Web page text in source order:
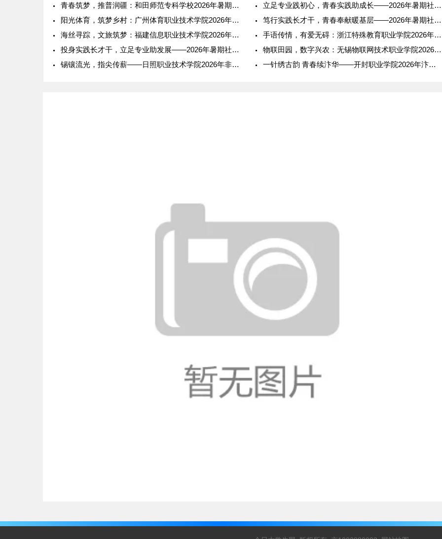
青春筑梦，推普润疆：和田师范专科学校2026年暑期社会实践纪
立足专业践初心，青春实践助成长——2026年暑期社会实践报告
阳光体育，筑梦乡村：广州体育职业技术学院2026年暑期社会实
笃行实践长才干，青春奉献暖基层——2026年暑期社会实践报告
海丝寻踪，文旅筑梦：福建信息职业技术学院2026年暑期社会实
手语传情，有爱无碍：浙江特殊教育职业学院2026年暑期社会实
投身实践长才干，立足专业助发展——2026年暑期社会实践报告
物联田园，数字兴农：无锡物联网技术职业学院2026年暑期社会
锡镶流光，指尖传薪——日照职业技术学院2026年非遗研学实践
一针绣古韵 青春续汴华——开封职业学院2026年汴绣非遗传承